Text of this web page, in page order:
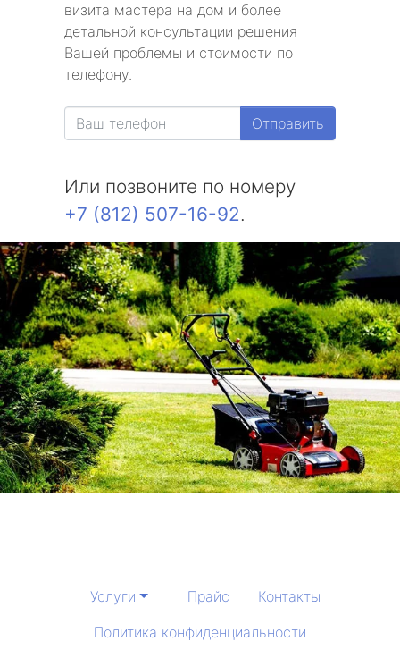
визита мастера на дом и более
детальной консультации решения
Вашей проблемы и стоимости по
телефону.
Отправить
Или позвоните по номеру
+7 (812) 507-16-92.
Услуги Прайс
Контакты
Политика конфиденциальности